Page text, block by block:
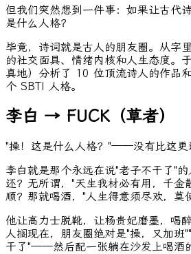
但我们突然想到一件事：如果让古代
是什么人格？
毕竟，诗词就是古人的朋友圈。从字
的社交面具、情绪内核和人生态度。
真地）分析了 10 位顶流诗人的作品
个 SBTI 人格。
李白 → FUCK（草者）
"操！这是什么人格？"——没有比这更
李白就是那个永远在说"老子不干了"
还？无所谓，"天生我材必有用，千金
顺？那就喝酒，"人生得意须尽欢，莫
他让高力士脱靴，让杨贵妃磨墨，喝
人搁现在，朋友圈绝对是"操，又加班
干了"——然后配一张躺在沙发上喝酒